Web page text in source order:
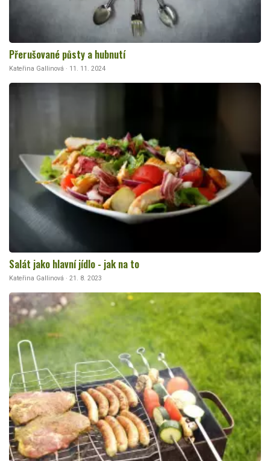
Přerušované půsty a hubnutí
Kateřina Gallinová · 11. 11. 2024
Salát jako hlavní jídlo - jak na to
Kateřina Gallinová · 21. 8. 2023